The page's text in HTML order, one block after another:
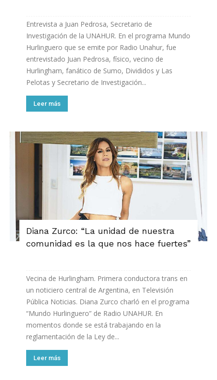
Entrevista a Juan Pedrosa, Secretario de
Investigación de la UNAHUR. En el programa Mundo
Hurlinguero que se emite por Radio Unahur, fue
entrevistado Juan Pedrosa, físico, vecino de
Hurlingham, fanático de Sumo, Divididos y Las
Pelotas y Secretario de Investigación...
Leer más
Diana Zurco: “La unidad de nuestra
comunidad es la que nos hace fuertes”
Vecina de Hurlingham. Primera conductora trans en
un noticiero central de Argentina, en Televisión
Pública Noticias. Diana Zurco charló en el programa
“Mundo Hurlinguero” de Radio UNAHUR. En
momentos donde se está trabajando en la
reglamentación de la Ley de...
Leer más